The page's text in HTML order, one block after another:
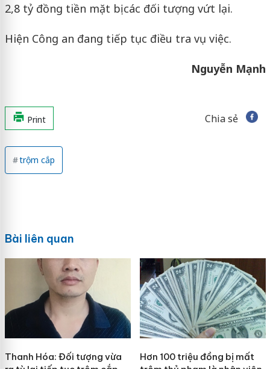
2,8 tỷ đồng tiền mặt bị các đối tượng vứt lại.
Hiện Công an đang tiếp tục điều tra vụ việc.
Nguyễn Mạnh
Print Chia sẻ
trộm cắp
Bài liên quan
Thanh Hóa: Đối tượng vừa
Hơn 100 triệu đồng bị mất